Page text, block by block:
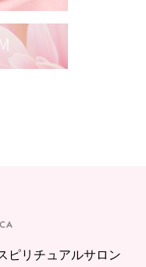
ピリチュアルサロン